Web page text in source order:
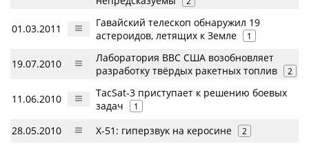
01.03.2011
Гавайский телескоп обнаружил 19
астероидов, летящих к Земле
1
19.07.2010
Лаборатория ВВС США возобновляет
разработку твёрдых ракетных топлив
2
11.06.2010
TacSat-3 приступает к решению боевых
задач
1
28.05.2010 Х-51: гиперзвук на керосине 2